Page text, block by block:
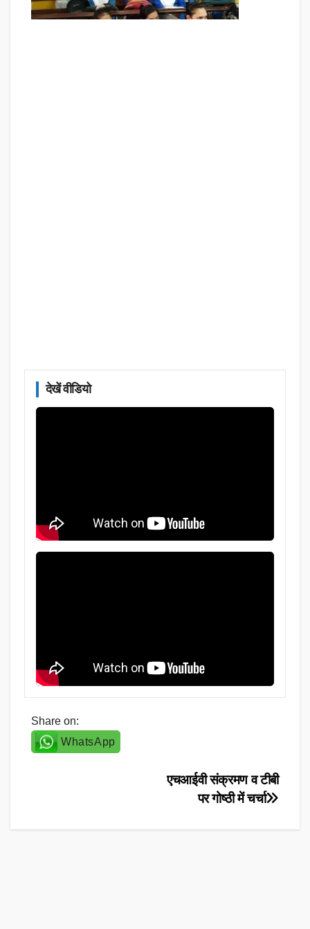
देखें वीडियो
Share on:
WhatsApp
एचआईवी संक्रमण व टीबी
पर गोष्ठी में चर्चा